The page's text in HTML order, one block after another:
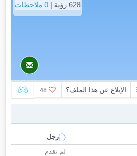
628 رؤية |
0 ملاحظات
الإبلاغ عن هذا الملف؟ 48
رجل
لم تقدم